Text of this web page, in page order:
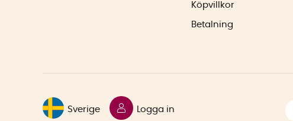
Köpvillkor
Betalning
Sverige Logga in